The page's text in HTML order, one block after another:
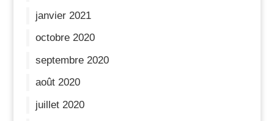
janvier 2021
octobre 2020
septembre 2020
août 2020
juillet 2020